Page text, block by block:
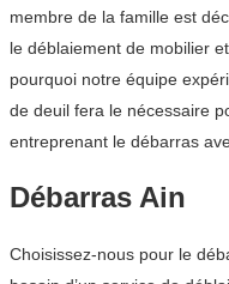
membre de la famille est
le déblaiement de mobilier
pourquoi notre équipe
de deuil fera le nécessaire
entreprenant le débarras
Débarras Ain
Choisissez-nous pour le